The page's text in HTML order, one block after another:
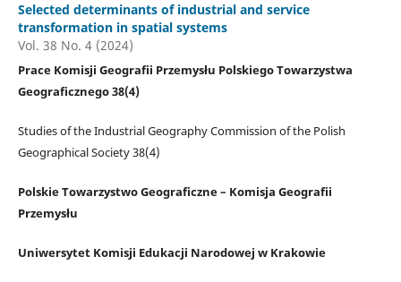
Selected determinants of industrial and service
transformation in spatial systems
Vol. 38 No. 4 (2024)
Prace Komisji Geografii Przemysłu Polskiego Towarzystwa
Geograficznego 38(4)
Studies of the Industrial Geography Commission of the Polish
Geographical Society 38(4)
Polskie Towarzystwo Geograficzne – Komisja Geografii
Przemysłu
Uniwersytet Komisji Edukacji Narodowej w Krakowie